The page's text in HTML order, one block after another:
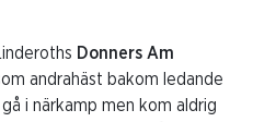
Donners Am
andrahäst bakom ledande
i närkamp men kom aldrig